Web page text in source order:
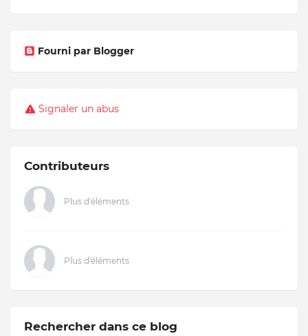
Fourni par Blogger
Signaler un abus
Contributeurs
Plus d'éléments
Plus d'éléments
Rechercher dans ce blog